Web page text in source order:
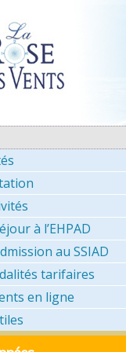
à l’EHPAD
au SSIAD
tarifaires
en ligne